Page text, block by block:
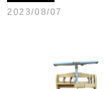
2023/08/07